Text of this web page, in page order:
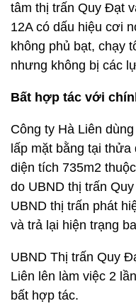
tâm thị trấn Quy Đạt
12A có dấu hiệu cơi
không phủ bạt, chạy
nhưng không bị các
Bất hợp tác với
Công ty Hà Liên
lấp mặt bằng tại
diện tích 735m2
do UBND thị trấn
UBND thị trấn phát
và trả lại hiện trạng
UBND Thị trấn Quy
Liên lên làm việc 2
bất hợp tác.